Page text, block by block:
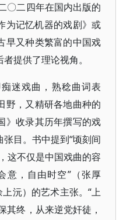
〇二四年在国内出版的
记忆机器的戏剧》或
早又种类繁富的中国戏
提供了理论视角。
迷戏曲，熟稔曲词表
野，又精研各地曲种的
》收录其历年撰写的戏
目。书中提到“顷刻间
这不仅是中国戏曲的容
意，自由时空”（张厚
沅）的艺术主张。“上
其终，从来逆党奸徒，